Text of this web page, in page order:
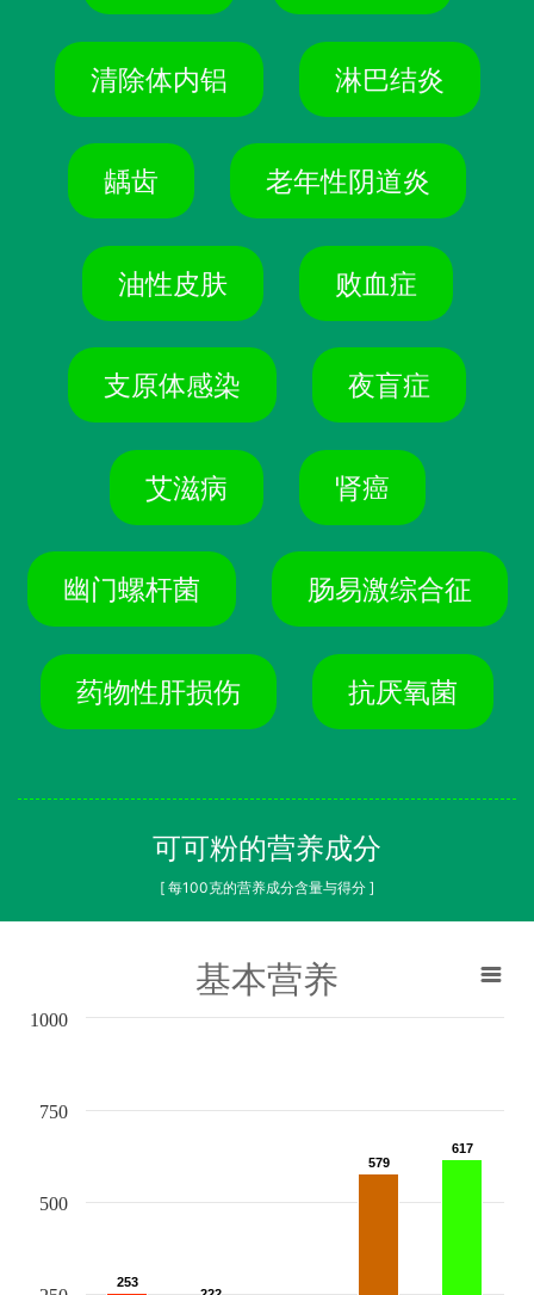
清除体内铝 淋巴结炎
龋齿 老年性阴道炎
油性皮肤 败血症
支原体感染 夜盲症
艾滋病 肾癌
幽门螺杆菌 肠易激综合征
药物性肝损伤 抗厌氧菌
可可粉的营养成分
[ 每100克的营养成分含量与得分 ]
基本营养
253
253
579
579
617
617
500
750
1000